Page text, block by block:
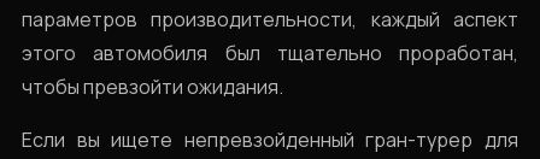
параметров производительности, каждый аспект
этого автомобиля был тщательно проработан,
чтобы превзойти ожидания.
Если вы ищете непревзойденный гран-турер для